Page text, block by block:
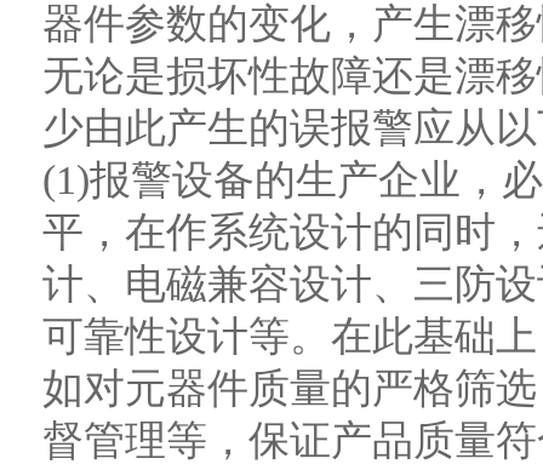
器件参数的变化，产生漂
无论是损坏性故障还是漂
少由此产生的误报警应从
(1)报警设备的生产企业，
平，在作系统设计的同时
计、电磁兼容设计、三防
可靠性设计等。在此基础
如对元器件质量的严格筛
督管理等，保证产品质量